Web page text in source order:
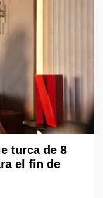
turca de 8
el fin de